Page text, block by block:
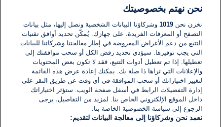
دقيقة.
أوروبا
السفير الاوكراني لدى اسرائيل لـ
i24news: اوكرانيا طلبت من اسرائيل
التوسط بينها وبين روسيا
وقت
القراءة:
1}
دقيقة.
25 أبريل 2021
نحن نهتم بخصوصيتك
نخزن نحن1019 وشركاؤنا البيانات الشخصية ونصل إليها، مثل بيانات
التصفح أو المعرفات الفريدة، على جهازك. يُمكّن تحديد أوافق تقنيات
التتبع من دعم الأغراض المعروضة في إطار معالجتنا وشركائنا للبيانات
التي يجب توفيرها. سيؤدي تحديد رفض الكل أو سحب موافقتك إلى
تعطيلها. إذا تم تعطيل أدوات التتبع، فقد لا تكون بعض المحتويات
والإعلانات التي تراها ذا صلة بك. يمكنك إعادة عرض هذه القائمة
لتغيير اختياراتك أو سحب الموافقة في أي وقت عن طريق النقر على
إدارة التفضيلات الرابط في أسفل صفحة الويب. ستؤثر اختياراتك
داخل الموقع الإلكتروني الخاص بنا. لمزيد من التفاصيل، يرجى
الرجوع إلى سياسة الخصوصية الخاصة بنا.
نعمد نحن وشركاؤنا إلى معالجة البيانات لتقديم: